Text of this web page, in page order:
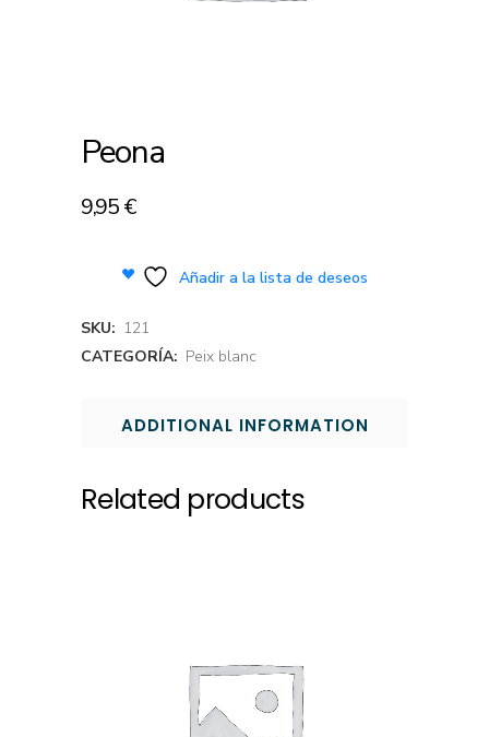
Peona
9,95€
Añadir a la lista de deseos
SKU: 121
CATEGORÍA: Peix blanc
ADDITIONAL INFORMATION
Related products